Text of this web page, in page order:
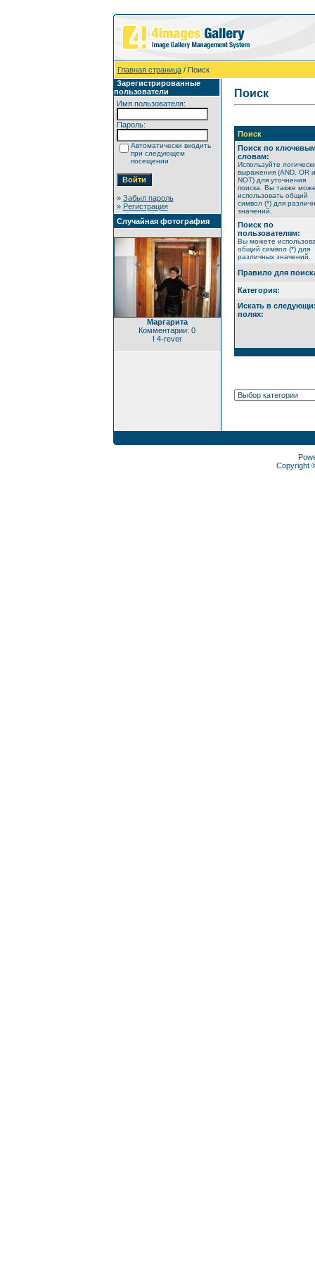
Главная страница/ Поиск
Зарегистрированные
пользователи
Имя пользователя:
Пароль:
Автоматически входить
при следующем
посещении
» Забыл пароль
» Регистрация
Случайная фотография
Маргарита
Комментарии: 0
I 4-rever
Поиск
Поиск
Поиск по
словам:
Используйте
выражения (AND, OR и
NOT) для уточнения
поиска. Вы также
использовать общий
символ (*) для
значений.
Поиск по
пользователям:
Вы можете
общий символ (*) для
различных значений.
Правило для
Категория:
Искать в
полях:
Copyright